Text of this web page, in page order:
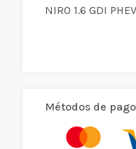
NIRO 1.6 GDI
Métodos de